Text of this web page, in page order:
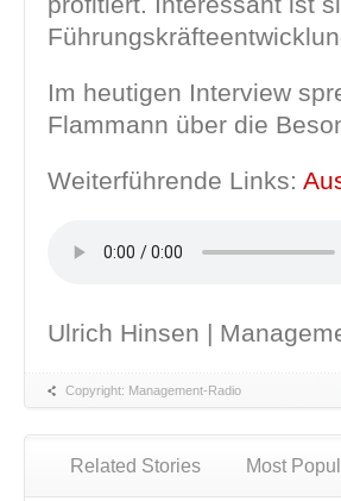
Im heutigen Interview
Flammann über die
Weiterführende Links:
Ulrich Hinsen |
Copyright: Management-Radio
Related Stories Most